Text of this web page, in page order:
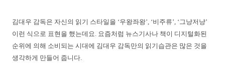
김대우 감독은 자신의 읽기 스타일을 ‘우왕좌왕’, ‘비주류’, ‘그냥저냥’
이런 식으로 표현을 했는데요. 요즘처럼 뉴스기사나 책이 디지털화된
순위에 의해 소비되는 시대에 김대우 감독만의 읽기습관은 많은 것을
생각하게 만들어 줍니다.